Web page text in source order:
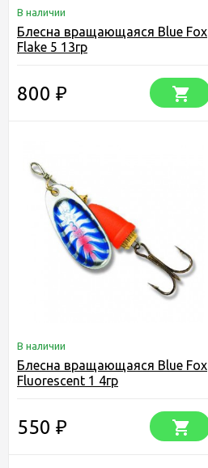
В наличии
Блесна вращающаяся Blue Fox
Flake 5 13гр
800 ₽
В наличии
Блесна вращающаяся Blue Fox
Fluorescent 1 4гр
550 ₽